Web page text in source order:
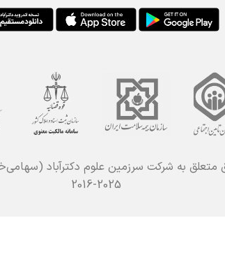
متعلق به شرکت سرزمین علوم دکترآباد
2016-2025